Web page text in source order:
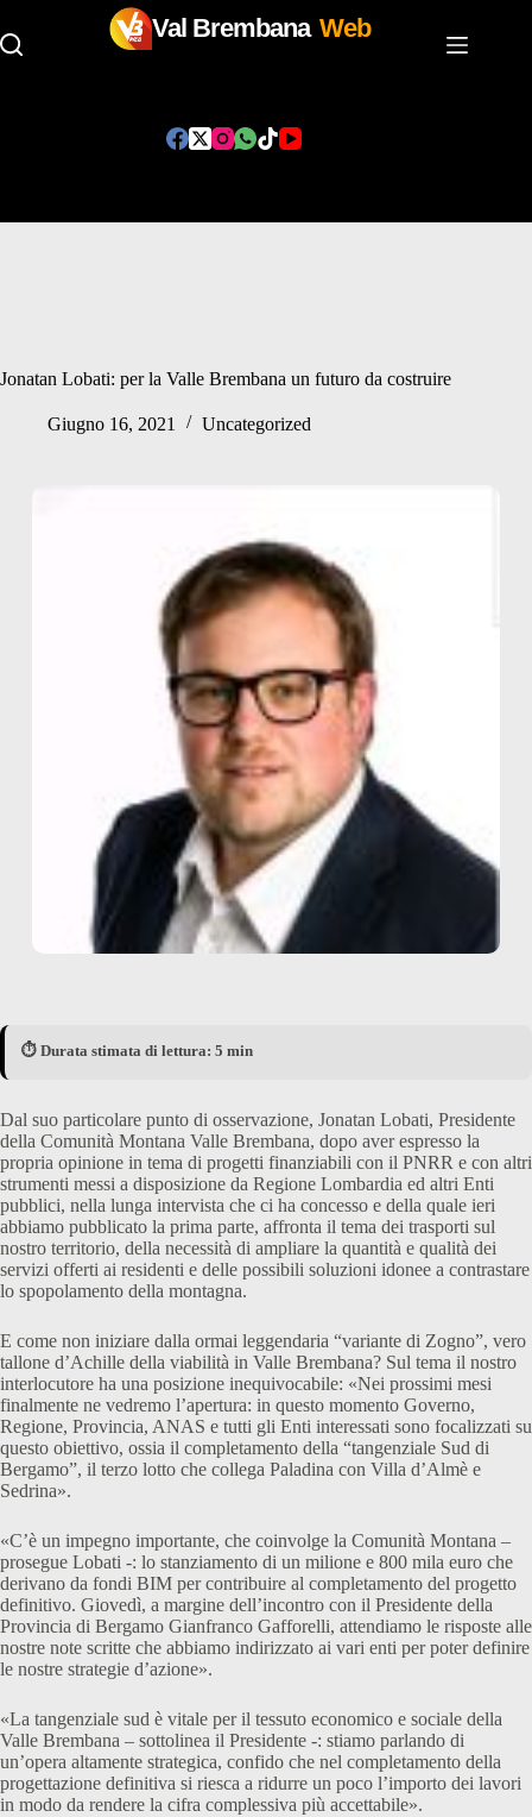
Val Brembana Web
Jonatan Lobati: per la Valle Brembana un futuro da costruire
Giugno 16, 2021 Uncategorized
⏱️ Durata stimata di lettura: 5 min
Dal suo particolare punto di osservazione, Jonatan Lobati, Presidente
della Comunità Montana Valle Brembana, dopo aver espresso la
propria opinione in tema di progetti finanziabili con il PNRR e con altri
strumenti messi a disposizione da Regione Lombardia ed altri Enti
pubblici, nella lunga intervista che ci ha concesso e della quale ieri
abbiamo pubblicato la prima parte, affronta il tema dei trasporti sul
nostro territorio, della necessità di ampliare la quantità e qualità dei
servizi offerti ai residenti e delle possibili soluzioni idonee a contrastare
lo spopolamento della montagna.
E come non iniziare dalla ormai leggendaria “variante di Zogno”, vero
tallone d’Achille della viabilità in Valle Brembana? Sul tema il nostro
interlocutore ha una posizione inequivocabile: «Nei prossimi mesi
finalmente ne vedremo l’apertura: in questo momento Governo,
Regione, Provincia, ANAS e tutti gli Enti interessati sono focalizzati su
questo obiettivo, ossia il completamento della “tangenziale Sud di
Bergamo”, il terzo lotto che collega Paladina con Villa d’Almè e
Sedrina».
«C’è un impegno importante, che coinvolge la Comunità Montana –
prosegue Lobati -: lo stanziamento di un milione e 800 mila euro che
derivano da fondi BIM per contribuire al completamento del progetto
definitivo. Giovedì, a margine dell’incontro con il Presidente della
Provincia di Bergamo Gianfranco Gafforelli, attendiamo le risposte alle
nostre note scritte che abbiamo indirizzato ai vari enti per poter definire
le nostre strategie d’azione».
«La tangenziale sud è vitale per il tessuto economico e sociale della
Valle Brembana – sottolinea il Presidente -: stiamo parlando di
un’opera altamente strategica, confido che nel completamento della
progettazione definitiva si riesca a ridurre un poco l’importo dei lavori
in modo da rendere la cifra complessiva più accettabile».